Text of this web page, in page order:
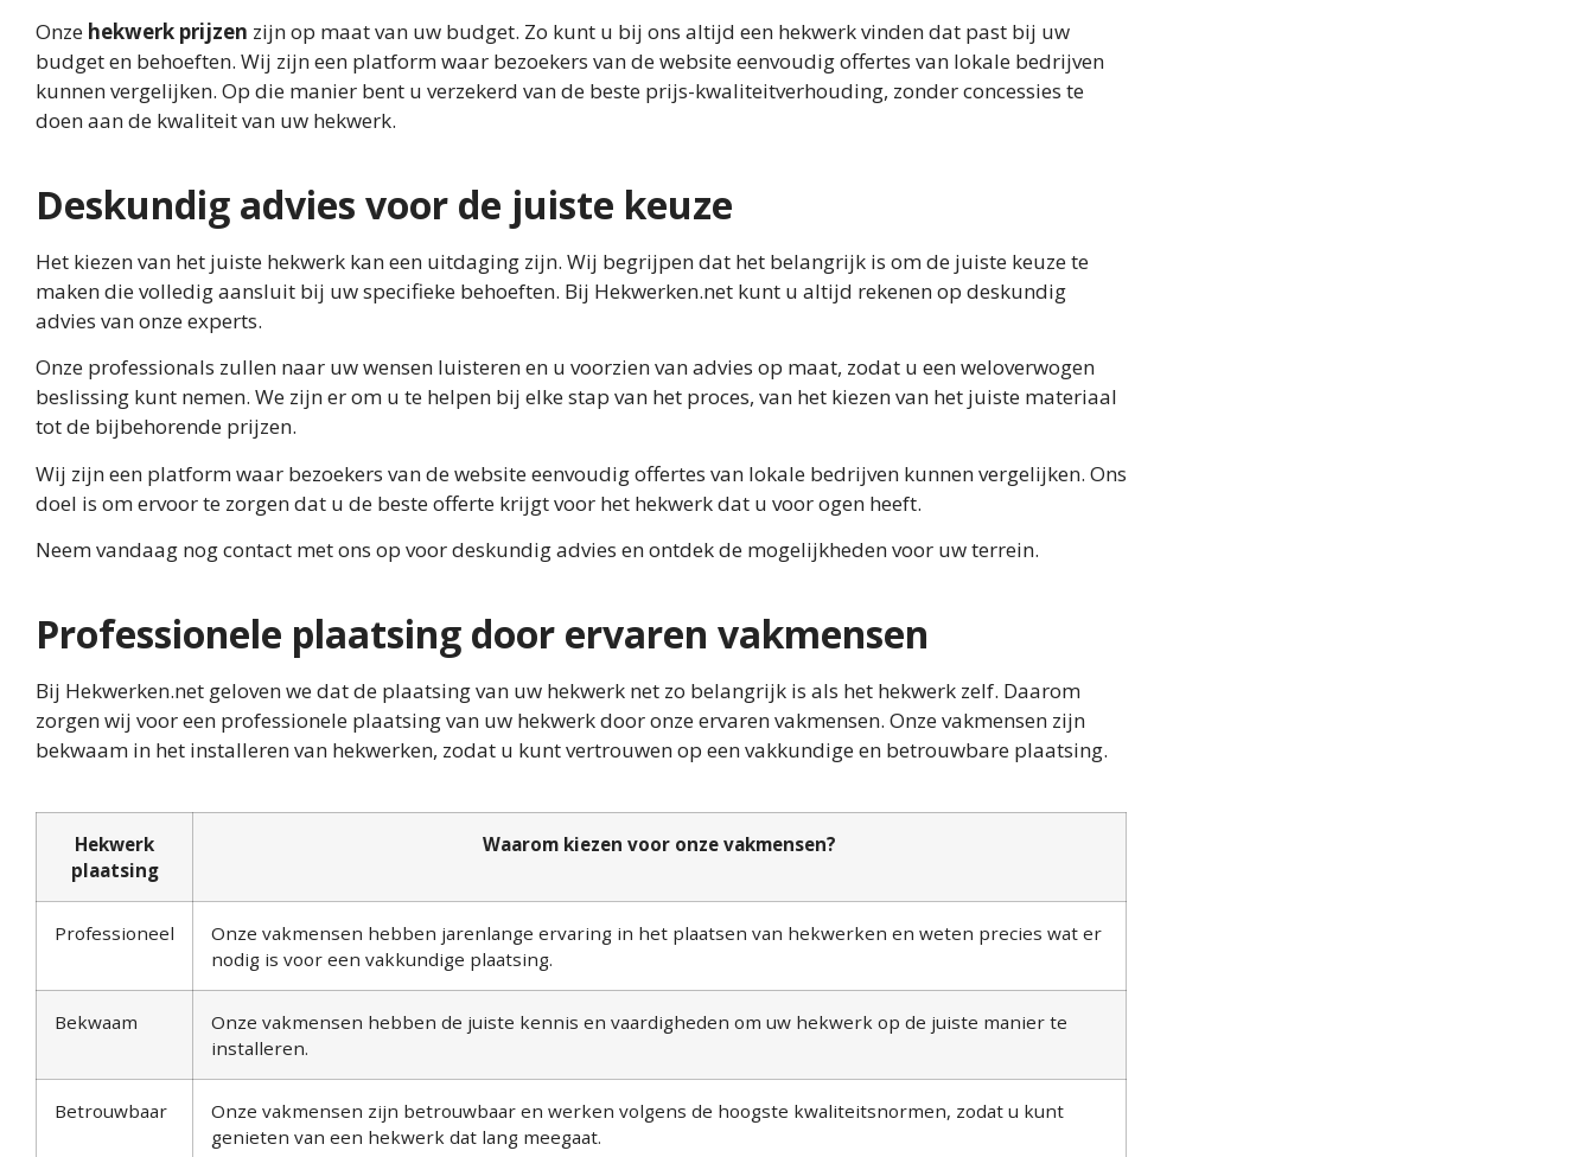
Onze hekwerk prijzen zijn op maat van uw budget. Zo kunt u bij ons altijd een hekwerk vinden dat past bij uw
budget en behoeften. Wij zijn een platform waar bezoekers van de website eenvoudig offertes van lokale bedrijven
kunnen vergelijken. Op die manier bent u verzekerd van de beste prijs-kwaliteitverhouding, zonder concessies te
doen aan de kwaliteit van uw hekwerk.
Deskundig advies voor de juiste keuze
Het kiezen van het juiste hekwerk kan een uitdaging zijn. Wij begrijpen dat het belangrijk is om de juiste keuze te
maken die volledig aansluit bij uw specifieke behoeften. Bij Hekwerken.net kunt u altijd rekenen op deskundig
advies van onze experts.
Onze professionals zullen naar uw wensen luisteren en u voorzien van advies op maat, zodat u een weloverwogen
beslissing kunt nemen. We zijn er om u te helpen bij elke stap van het proces, van het kiezen van het juiste materiaal
tot de bijbehorende prijzen.
Wij zijn een platform waar bezoekers van de website eenvoudig offertes van lokale bedrijven kunnen vergelijken. Ons
doel is om ervoor te zorgen dat u de beste offerte krijgt voor het hekwerk dat u voor ogen heeft.
Neem vandaag nog contact met ons op voor deskundig advies en ontdek de mogelijkheden voor uw terrein.
Professionele plaatsing door ervaren vakmensen
Bij Hekwerken.net geloven we dat de plaatsing van uw hekwerk net zo belangrijk is als het hekwerk zelf. Daarom
zorgen wij voor een professionele plaatsing van uw hekwerk door onze ervaren vakmensen. Onze vakmensen zijn
bekwaam in het installeren van hekwerken, zodat u kunt vertrouwen op een vakkundige en betrouwbare plaatsing.
Hekwerk
plaatsing
Waarom kiezen voor onze vakmensen?
Professioneel
Onze vakmensen hebben jarenlange ervaring in het plaatsen van hekwerken en weten precies wat er
nodig is voor een vakkundige plaatsing.
Bekwaam
Onze vakmensen hebben de juiste kennis en vaardigheden om uw hekwerk op de juiste manier te
installeren.
Betrouwbaar
Onze vakmensen zijn betrouwbaar en werken volgens de hoogste kwaliteitsnormen, zodat u kunt
genieten van een hekwerk dat lang meegaat.